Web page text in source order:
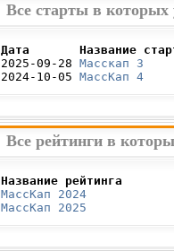
Все старты в которых
Дата       Название
2025-09-28 Масскап 3
2024-10-05 МассКап 4
Все рейтинги в
Название рейтинга
МассКап 2024
МассКап 2025